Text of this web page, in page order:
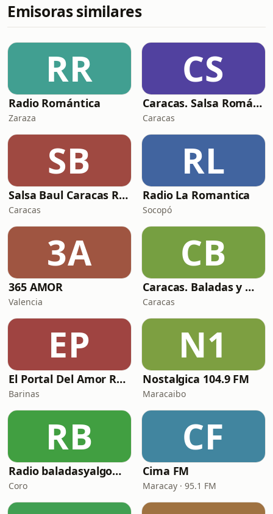
Emisoras similares
RR
Radio Romántica
Zaraza
CS
Caracas. Salsa Romántica
Caracas
SB
Salsa Baul Caracas Radio
Caracas
RL
Radio La Romantica
Socopó
3A
365 AMOR
Valencia
CB
Caracas. Baladas y más...
Caracas
EP
El Portal Del Amor Radio
Barinas
N1
Nostalgica 104.9 FM
Maracaibo
RB
Radio baladasyalgomas
Coro
CF
Cima FM
Maracay · 95.1 FM